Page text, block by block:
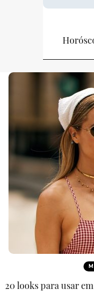
20 looks para usar